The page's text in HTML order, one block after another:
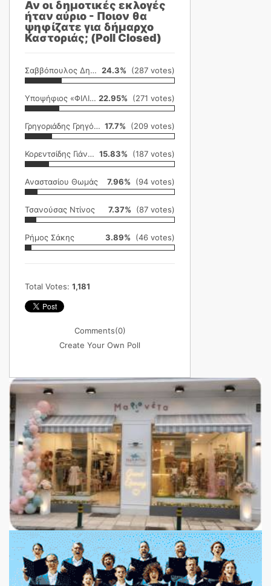
Αν οι δημοτικές εκλογές
ήταν αύριο - Ποιον θα
ψηφίζατε για δήμαρχο
Καστοριάς; (Poll Closed)
Σαββόπουλος Δημήτρης 24.3% (287 votes)
Υποψήφιος «ΦΙΛΙΚΗ ΕΤΑΙΡΕΙΑ» 22.95% (271 votes)
Γρηγοριάδης Γρηγόρης 17.7% (209 votes)
Κορεντσίδης Γιάννης 15.83% (187 votes)
Αναστασίου Θωμάς 7.96% (94 votes)
Τσανούσας Ντίνος 7.37% (87 votes)
Ρήμος Σάκης 3.89% (46 votes)
Total Votes: 1,181
Comments(0)
Create Your Own Poll